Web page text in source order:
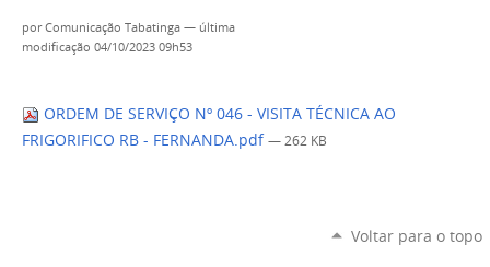
porComunicação Tabatinga — última
modificação 04/10/2023 09h53
ORDEM DE SERVIÇO Nº 046 - VISITA TÉCNICA AO
FRIGORIFICO RB - FERNANDA.pdf — 262 KB
Voltar para o topo